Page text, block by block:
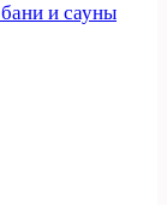
и сауны